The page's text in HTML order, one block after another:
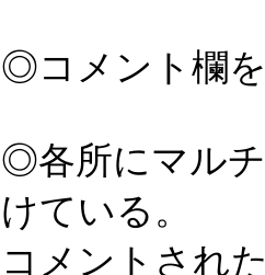
◎コメント欄
◎各所にマル
けている。
コメントされ